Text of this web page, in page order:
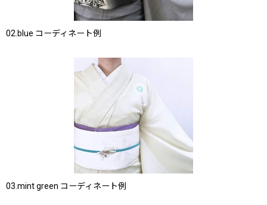
02.blue コーディネート例
03.mint green コーディネート例